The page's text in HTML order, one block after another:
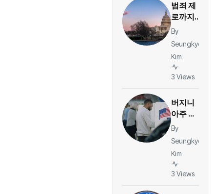
감시 강
화
범죄 제
로까지
간다…워
싱턴DC
주 방위
군 1년,
안전인
가
By
Seungkyo
Kim
3 Views
버지니
아주 오
늘 예비
선거…한
인사회
관심 속
마크 워
By
Seungkyo
Kim
3 Views